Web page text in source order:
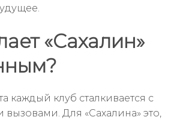
«Сахалин»
каждый клуб сталкивается с
Для «Сахалина» это,